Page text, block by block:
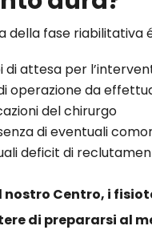
della fase riabilitativa
di attesa per
operazione da
del chirurgo
di eventuali
deficit di
nostro Centro, i
di prepararsi al